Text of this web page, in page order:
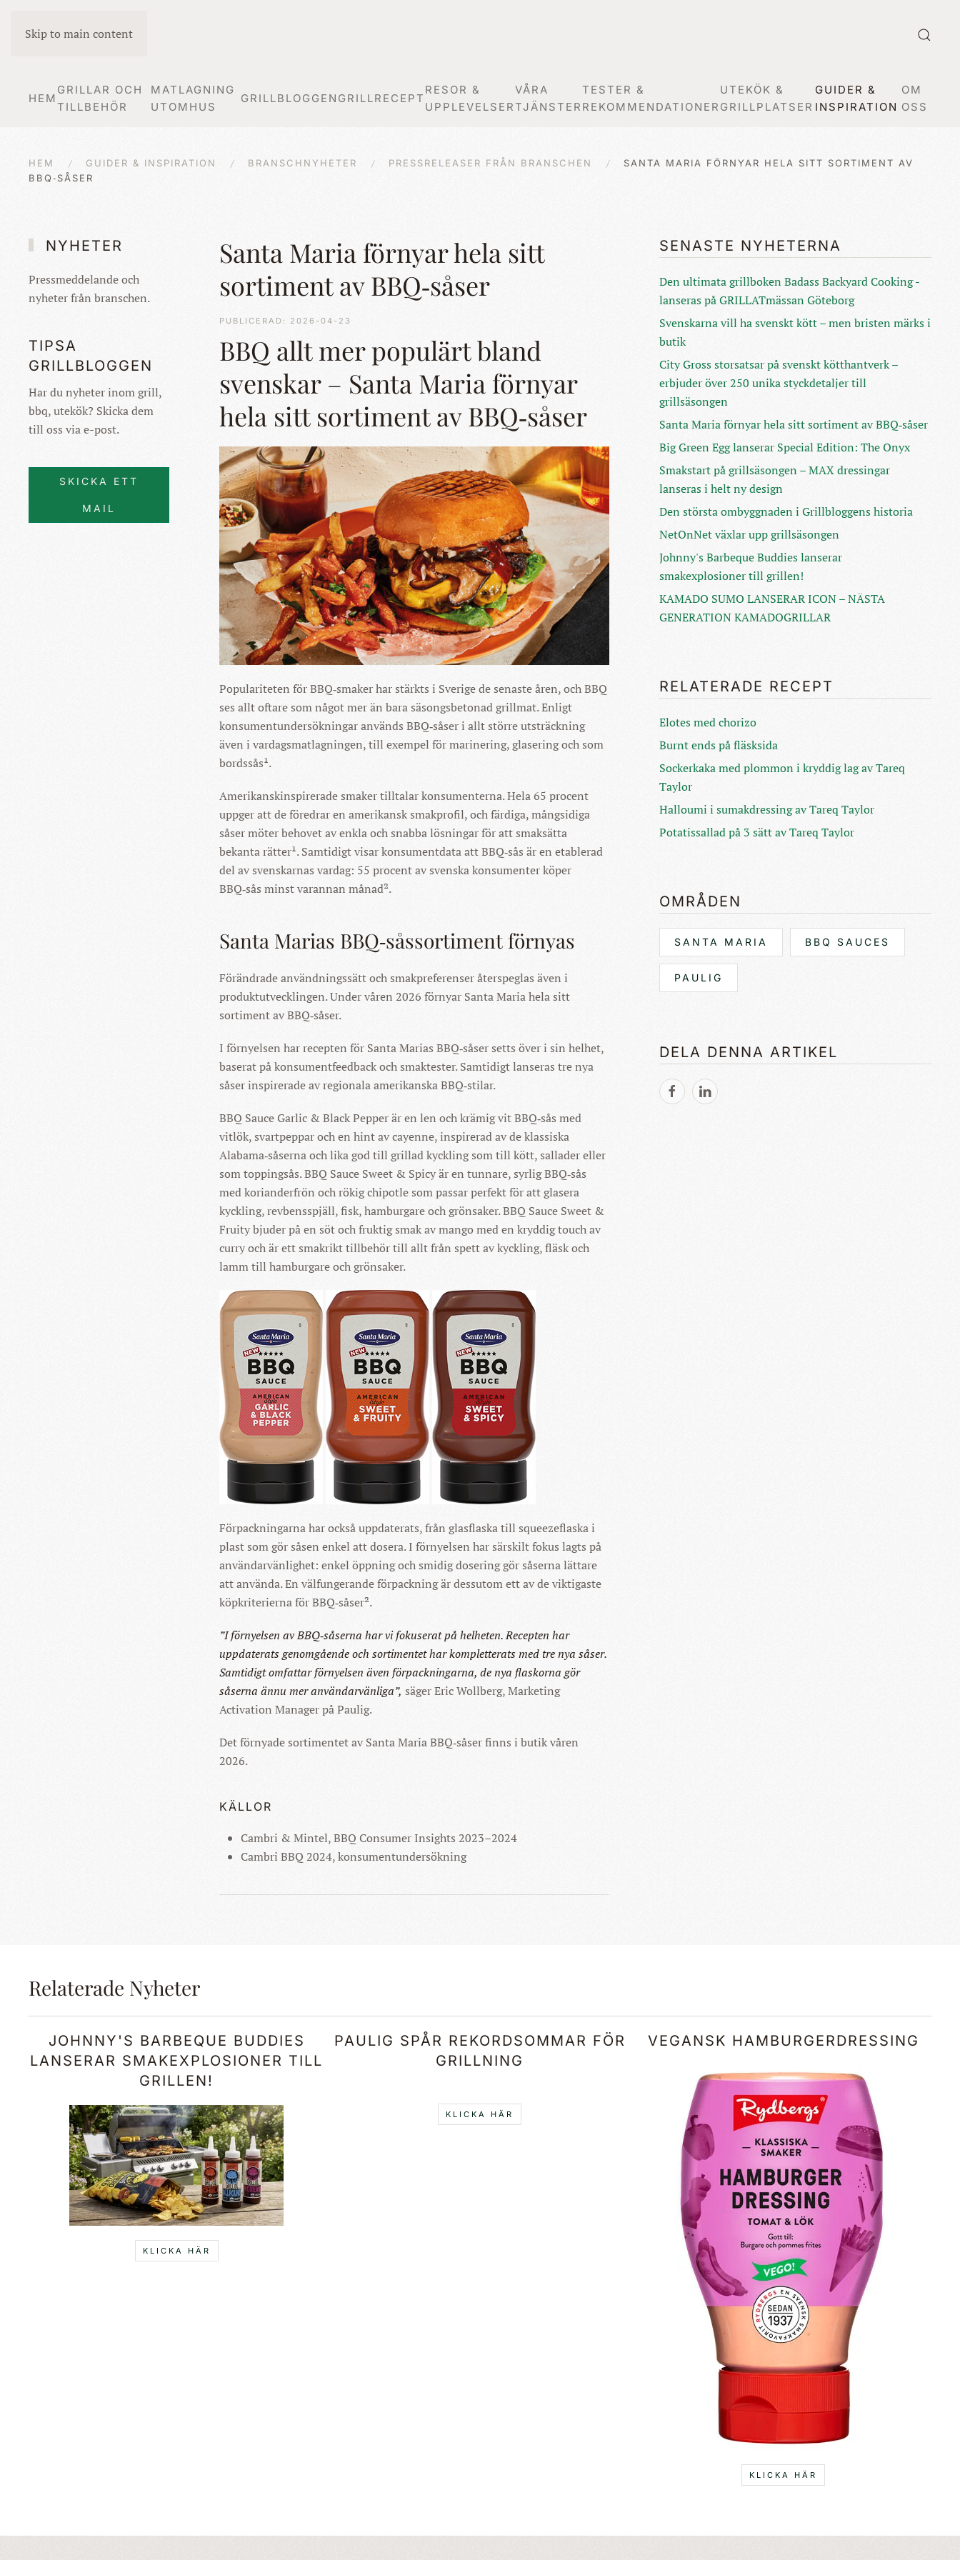
Skip to main content
HEM
GRILLAR OCH
TILLBEHÖR
MATLAGNING
UTOMHUS
GRILLBLOGGEN GRILLRECEPT
RESOR &
UPPLEVELSER
VÅRA
TJÄNSTER
TESTER &
REKOMMENDATIONER
UTEKÖK &
GRILLPLATSER
GUIDER &
INSPIRATION
OM
OSS
HEM GUIDER & INSPIRATION BRANSCHNYHETER PRESSRELEASER FRÅN BRANSCHEN
SANTA MARIA FÖRNYAR HELA SITT SORTIMENT AV
BBQ‑SÅSER
Santa Maria förnyar hela sitt
sortiment av BBQ‑såser
PUBLICERAD: 2026-04-23
BBQ allt mer populärt bland
svenskar – Santa Maria förnyar
hela sitt sortiment av BBQ‑såser
Populariteten för BBQ‑smaker har stärkts i Sverige de senaste åren, och BBQ
ses allt oftare som något mer än bara säsongsbetonad grillmat. Enligt
konsumentundersökningar används BBQ‑såser i allt större utsträckning
även i vardagsmatlagningen, till exempel för marinering, glasering och som
bordssås¹.
Amerikanskinspirerade smaker tilltalar konsumenterna. Hela 65 procent
uppger att de föredrar en amerikansk smakprofil, och färdiga, mångsidiga
såser möter behovet av enkla och snabba lösningar för att smaksätta
bekanta rätter¹. Samtidigt visar konsumentdata att BBQ‑sås är en etablerad
del av svenskarnas vardag: 55 procent av svenska konsumenter köper
BBQ‑sås minst varannan månad².
Santa Marias BBQ‑såssortiment förnyas
Förändrade användningssätt och smakpreferenser återspeglas även i
produktutvecklingen. Under våren 2026 förnyar Santa Maria hela sitt
sortiment av BBQ‑såser.
I förnyelsen har recepten för Santa Marias BBQ‑såser setts över i sin helhet,
baserat på konsumentfeedback och smaktester. Samtidigt lanseras tre nya
såser inspirerade av regionala amerikanska BBQ‑stilar.
BBQ Sauce Garlic & Black Pepper är en len och krämig vit BBQ‑sås med
vitlök, svartpeppar och en hint av cayenne, inspirerad av de klassiska
Alabama‑såserna och lika god till grillad kyckling som till kött, sallader eller
som toppingsås. BBQ Sauce Sweet & Spicy är en tunnare, syrlig BBQ‑sås
med korianderfrön och rökig chipotle som passar perfekt för att glasera
kyckling, revbensspjäll, fisk, hamburgare och grönsaker. BBQ Sauce Sweet &
Fruity bjuder på en söt och fruktig smak av mango med en kryddig touch av
curry och är ett smakrikt tillbehör till allt från spett av kyckling, fläsk och
lamm till hamburgare och grönsaker.
Förpackningarna har också uppdaterats, från glasflaska till squeezeflaska i
plast som gör såsen enkel att dosera. I förnyelsen har särskilt fokus lagts på
användarvänlighet: enkel öppning och smidig dosering gör såserna lättare
att använda. En välfungerande förpackning är dessutom ett av de viktigaste
köpkriterierna för BBQ‑såser².
”I förnyelsen av BBQ‑såserna har vi fokuserat på helheten. Recepten har
uppdaterats genomgående och sortimentet har kompletterats med tre nya såser.
Samtidigt omfattar förnyelsen även förpackningarna, de nya flaskorna gör
såserna ännu mer användarvänliga”, säger Eric Wollberg, Marketing
Activation Manager på Paulig.
Det förnyade sortimentet av Santa Maria BBQ‑såser finns i butik våren
2026.
KÄLLOR
Cambri & Mintel, BBQ Consumer Insights 2023–2024
Cambri BBQ 2024, konsumentundersökning
SENASTE NYHETERNA
Den ultimata grillboken Badass Backyard Cooking -
lanseras på GRILLATmässan Göteborg
Svenskarna vill ha svenskt kött – men bristen märks i
butik
City Gross storsatsar på svenskt kötthantverk –
erbjuder över 250 unika styckdetaljer till
grillsäsongen
Santa Maria förnyar hela sitt sortiment av BBQ‑såser
Big Green Egg lanserar Special Edition: The Onyx
Smakstart på grillsäsongen – MAX dressingar
lanseras i helt ny design
Den största ombyggnaden i Grillbloggens historia
NetOnNet växlar upp grillsäsongen
Johnny's Barbeque Buddies lanserar
smakexplosioner till grillen!
KAMADO SUMO LANSERAR ICON – NÄSTA
GENERATION KAMADOGRILLAR
RELATERADE RECEPT
Elotes med chorizo
Burnt ends på fläsksida
Sockerkaka med plommon i kryddig lag av Tareq
Taylor
Halloumi i sumakdressing av Tareq Taylor
Potatissallad på 3 sätt av Tareq Taylor
OMRÅDEN
SANTA MARIA BBQ SAUCES
PAULIG
DELA DENNA ARTIKEL
NYHETER
Pressmeddelande och
nyheter från branschen.
TIPSA
GRILLBLOGGEN
Har du nyheter inom grill,
bbq, utekök? Skicka dem
till oss via e-post.
SKICKA ETT
MAIL
Relaterade Nyheter
JOHNNY'S BARBEQUE BUDDIES
LANSERAR SMAKEXPLOSIONER TILL
GRILLEN!
KLICKA HÄR
PAULIG SPÅR REKORDSOMMAR FÖR
GRILLNING
KLICKA HÄR
VEGANSK HAMBURGERDRESSING
KLICKA HÄR